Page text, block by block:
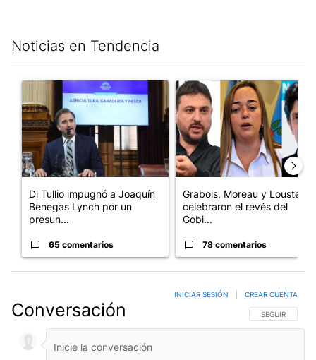
Noticias en Tendencia
Un artículo de tendencia con el título "Di Tullio impugnó a
Di Tullio impugnó a Joaquín
Benegas Lynch por un
presun...
65 comentarios
Un artículo de tendencia con
Grabois, Moreau y Lousteau
celebraron el revés del
Gobi...
78 comentarios
Conversación SIGA ESTA
SEGUIR
INICIAR SESIÓN CREAR CUENTA